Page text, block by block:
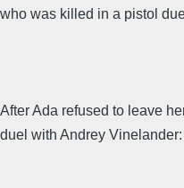
who was killed in a pistol
After Ada refused to leave
duel with Andrey Vinelander: